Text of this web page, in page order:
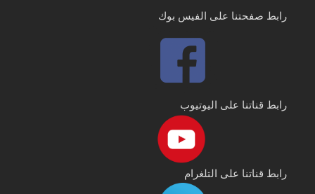
رابط صفحتنا على الفيس بوك
رابط قناتنا على اليوتيوب
رابط قناتنا على التلغرام